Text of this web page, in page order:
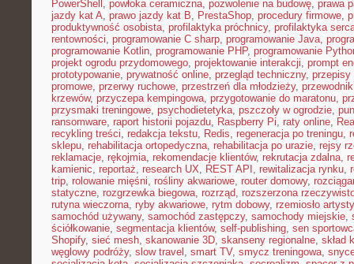
PowerShell , powłoka ceramiczna, pozwolenie na budowę, prawa
jazdy kat A, prawo jazdy kat B, PrestaShop, procedury firmowe,
produktywność osobista, profilaktyka próchnicy, profilaktyka
rentowności, programowanie C sharp, programowanie Java,
programowanie Kotlin, programowanie PHP, programowanie
projekt ogrodu przydomowego, projektowanie interakcji, prompt
prototypowanie, prywatność online, przegląd techniczny, przepisy
promowe, przerwy ruchowe, przestrzeń dla młodzieży,
krzewów, przyczepa kempingowa, przygotowanie do maratonu,
przysmaki treningowe, psychodietetyka, pszczoły w ogrodzie,
ransomware, raport historii pojazdu, Raspberry Pi, raty online,
recykling treści, redakcja tekstu, Redis, regeneracja po treningu,
sklepu, rehabilitacja ortopedyczna, rehabilitacja po urazie, rejsy
reklamacje, rękojmia, rekomendacje klientów, rekrutacja zdalna,
kamienic, reportaż, research UX, REST API , rewitalizacja rynku,
trip, rolowanie mięśni, rośliny akwariowe, router domowy,
statyczne, rozgrzewka biegowa, rozrząd, rozszerzona
rutyna wieczorna, ryby akwariowe, rytm dobowy, rzemiosło
samochód używany, samochód zastępczy, samochody miejskie,
ściółkowanie, segmentacja klientów, self-publishing, sen
Shopify, sieć mesh, skanowanie 3D, skanseny regionalne, skład
węglowy podróży, slow travel , smart TV, smycz treningowa,